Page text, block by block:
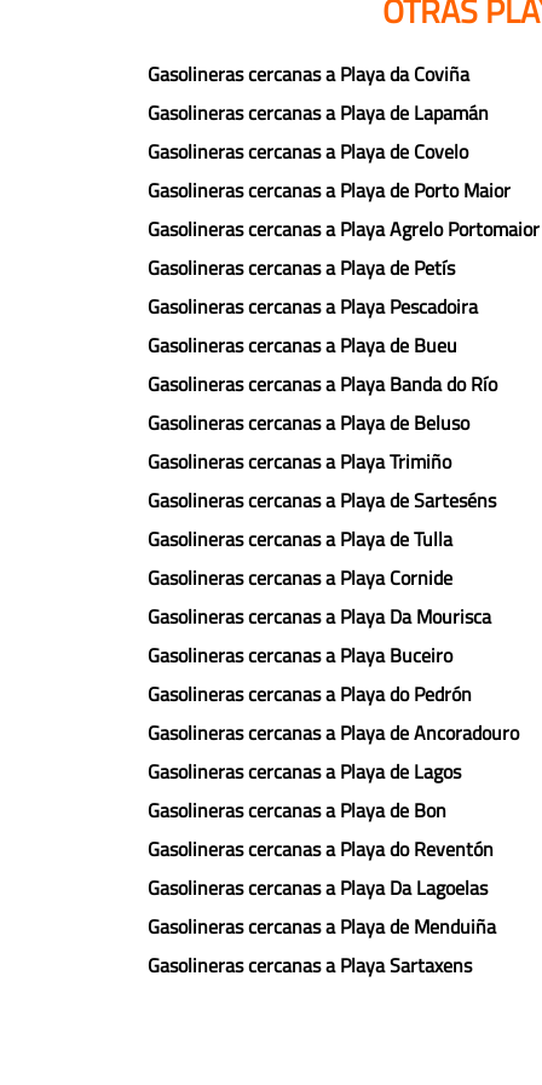
OTRAS
Gasolineras cercanas a Playa da Coviña
Gasolineras cercanas a Playa de Lapamán
Gasolineras cercanas a Playa de Covelo
Gasolineras cercanas a Playa de Porto Maior
Gasolineras cercanas a Playa Agrelo Portomaior
Gasolineras cercanas a Playa de Petís
Gasolineras cercanas a Playa Pescadoira
Gasolineras cercanas a Playa de Bueu
Gasolineras cercanas a Playa Banda do Río
Gasolineras cercanas a Playa de Beluso
Gasolineras cercanas a Playa Trimiño
Gasolineras cercanas a Playa de Sarteséns
Gasolineras cercanas a Playa de Tulla
Gasolineras cercanas a Playa Cornide
Gasolineras cercanas a Playa Da Mourisca
Gasolineras cercanas a Playa Buceiro
Gasolineras cercanas a Playa do Pedrón
Gasolineras cercanas a Playa de Ancoradouro
Gasolineras cercanas a Playa de Lagos
Gasolineras cercanas a Playa de Bon
Gasolineras cercanas a Playa do Reventón
Gasolineras cercanas a Playa Da Lagoelas
Gasolineras cercanas a Playa de Menduiña
Gasolineras cercanas a Playa Sartaxens